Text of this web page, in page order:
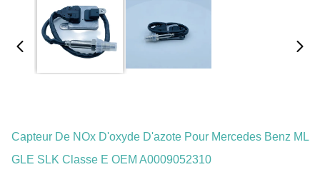
Capteur De NOx D'oxyde D'azote Pour Mercedes Benz ML
GLE SLK Classe E OEM A0009052310